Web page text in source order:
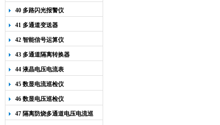
40 多路闪光报警仪
41 多通道变送器
42 智能信号运算仪
43 多通道隔离转换器
44 液晶电压电流表
45 数显电流巡检仪
46 数显电压巡检仪
47 隔离防烧多通道电压电流巡